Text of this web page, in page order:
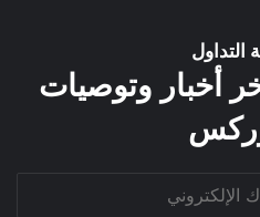
التداول
أخبار وتوصيات